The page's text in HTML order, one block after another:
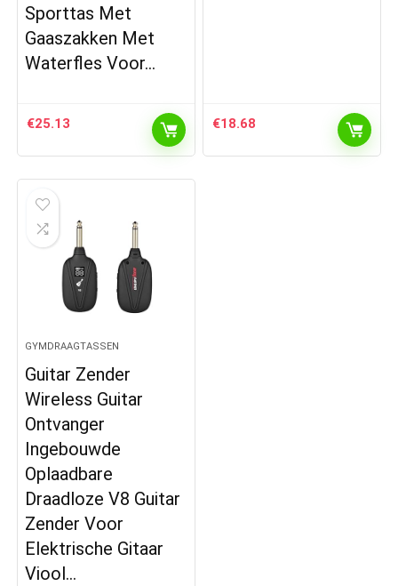
Sporttas Met
Gaaszakken Met
Waterfles Voor…
€25.13 €18.68
GYMDRAAGTASSEN
Guitar Zender
Wireless Guitar
Ontvanger
Ingebouwde
Oplaadbare
Draadloze V8 Guitar
Zender Voor
Elektrische Gitaar
Viool…